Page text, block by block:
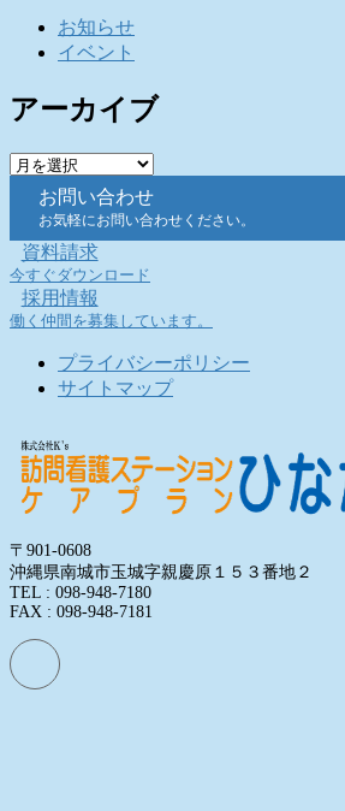
お知らせ
イベント
アーカイブ
ア
イ
ブ
お問い合わせ
お気軽にお問い合わせください。
資料請求
今すぐダウンロード
採用情報
働く仲間を募集しています。
プライバシーポリシー
サイトマップ
〒901-0608
沖縄県南城市玉城字親慶原１５３番地２
TEL : 098-948-7180
FAX : 098-948-7181